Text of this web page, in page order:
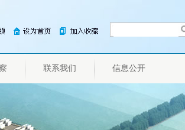
联系我们 信息公开